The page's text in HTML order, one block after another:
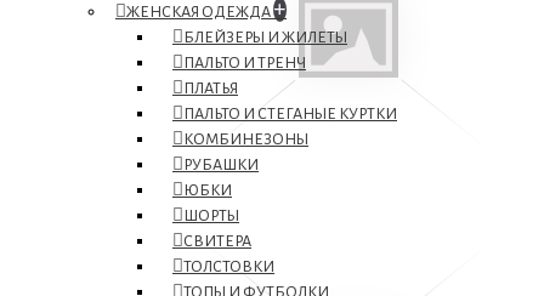
ЖЕНСКАЯ ОДЕЖДА+
БЛЕЙЗЕРЫ И ЖИЛЕТЫ
ПАЛЬТО И ТРЕНЧ
ПЛАТЬЯ
ПАЛЬТО И СТЕГАНЫЕ КУРТКИ
КОМБИНЕЗОНЫ
РУБАШКИ
ЮБКИ
ШОРТЫ
СВИТЕРА
ТОЛСТОВКИ